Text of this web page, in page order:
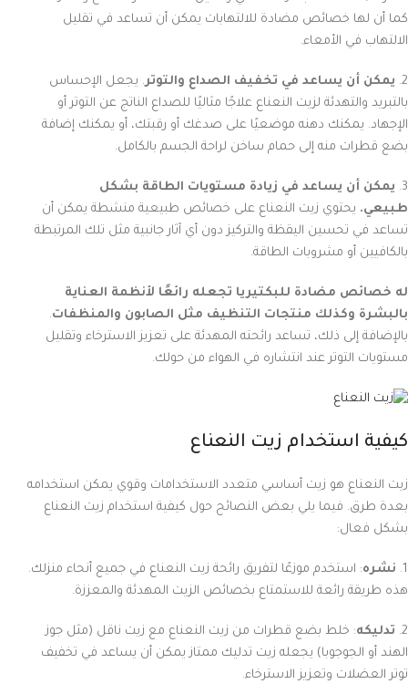
كما أن لها خصائص مضادة للالتهابات يمكن أن تساعد في تقليل
الالتهاب في الأمعاء.
2. يمكن أن يساعد في تخفيف الصداع والتوتر . يجعل الإحساس
بالتبريد والتهدئة لزيت النعناع علاجًا مثاليًا للصداع الناتج عن التوتر أو
الإجهاد. يمكنك دهنه موضعيًا على صدغك أو رقبتك، أو يمكنك إضافة
بضع قطرات منه إلى حمام ساخن لراحة الجسم بالكامل.
3. يمكن أن يساعد في زيادة مستويات الطاقة بشكل
طبيعي. يحتوي زيت النعناع على خصائص طبيعية منشطة يمكن أن
تساعد في تحسين اليقظة والتركيز دون أي آثار جانبية مثل تلك المرتبطة
بالكافيين أو مشروبات الطاقة.
له خصائص مضادة للبكتيريا تجعله رائعًا لأنظمة العناية
بالبشرة وكذلك منتجات التنظيف مثل الصابون والمنظفات.
بالإضافة إلى ذلك، تساعد رائحته المهدئة على تعزيز الاسترخاء وتقليل
مستويات التوتر عند انتشاره في الهواء من حولك.
كيفية استخدام زيت النعناع
زيت النعناع هو زيت أساسي متعدد الاستخدامات وقوي يمكن استخدامه
بعدة طرق. فيما يلي بعض النصائح حول كيفية استخدام زيت النعناع
بشكل فعال:
1. نشره: استخدم موزعًا لتفريق رائحة زيت النعناع في جميع أنحاء منزلك.
هذه طريقة رائعة للاستمتاع بخصائص الزيت المهدئة والمعززة.
2. تدليكه: خلط بضع قطرات من زيت النعناع مع زيت ناقل (مثل جوز
الهند أو الجوجوبا) يجعله زيت تدليك ممتاز يمكن أن يساعد في تخفيف
توتر العضلات وتعزيز الاسترخاء.